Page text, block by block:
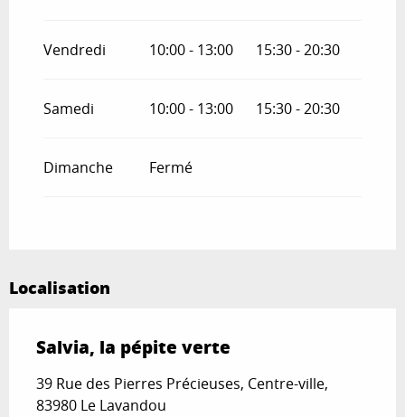
Vendredi 10:00 - 13:00 15:30 - 20:30
Samedi 10:00 - 13:00 15:30 - 20:30
Dimanche Fermé
Localisation
Salvia, la pépite verte
39 Rue des Pierres Précieuses, Centre-ville,
83980 Le Lavandou